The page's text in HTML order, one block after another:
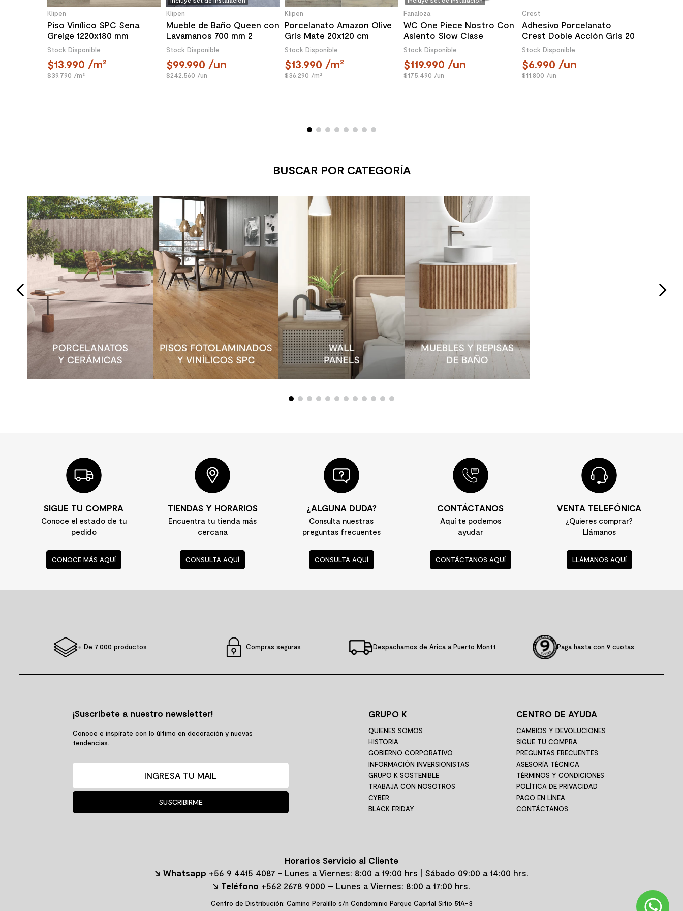
Klipen
Piso Vinílico SPC Sena
Greige 1220x180 mm
Stock Disponible
13.990 /m²
39.790/m²
Klipen
Mueble de Baño Queen con
Lavamanos 700 mm 2
Puertas Choco
Stock Disponible
99.990 /un
242.560/un
Klipen
Porcelanato Amazon Olive
Gris Mate 20x120 cm
Stock Disponible
13.990 /m²
36.290/m²
Fanaloza
WC One Piece Nostro Con
Asiento Slow Clase
Descarga a Piso 305 mm
Stock Disponible
119.990 /un
175.490/un
Crest
Adhesivo Porcelanato
Crest Doble Acción Gris 20
Kg
Stock Disponible
6.990 /un
11.800/un
BUSCAR POR CATEGORÍA
SIGUE TU COMPRA
Conoce el estado de tu
pedido
CONOCE MÁS AQUÍ
TIENDAS Y HORARIOS
Encuentra tu tienda más
cercana
CONSULTA AQUÍ
¿ALGUNA DUDA?
Consulta nuestras
preguntas frecuentes
CONSULTA AQUÍ
CONTÁCTANOS
Aquí te podemos
ayudar
CONTÁCTANOS AQUÍ
VENTA TELEFÓNICA
¿Quieres comprar?
Llámanos
LLÁMANOS AQUÍ
+ De 7.000 productos Compras seguras Despachamos de Arica a Puerto Montt Paga hasta con 9 cuotas
¡Suscríbete a nuestro newsletter!
Conoce e inspírate con lo último en decoración y nuevas
tendencias.
SUSCRIBIRME
GRUPO K
QUIENES SOMOS
HISTORIA
GOBIERNO CORPORATIVO
INFORMACIÓN INVERSIONISTAS
GRUPO K SOSTENIBLE
TRABAJA CON NOSOTROS
CYBER
BLACK FRIDAY
CENTRO DE AYUDA
CAMBIOS Y DEVOLUCIONES
SIGUE TU COMPRA
PREGUNTAS FRECUENTES
ASESORÍA TÉCNICA
TÉRMINOS Y CONDICIONES
POLÍTICA DE PRIVACIDAD
PAGO EN LÍNEA
CONTÁCTANOS
Horarios Servicio al Cliente
↘ Whatsapp +56 9 4415 4087 - Lunes a Viernes: 8:00 a 19:00 hrs | Sábado 09:00 a 14:00 hrs.
↘ Teléfono +562 2678 9000 – Lunes a Viernes: 8:00 a 17:00 hrs.
Centro de Distribución: Camino Peralillo s/n Condominio Parque Capital Sitio 51A-3